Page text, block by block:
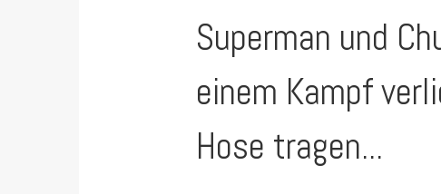
Superman und
einem Kampf
Hose tragen...